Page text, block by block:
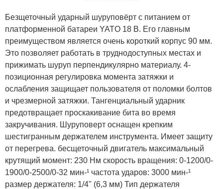
Безщеточный ударный шуруповёрт с питанием от
платформенной батареи YATO 18 В. Его главным
преимуществом является очень короткий корпус 90 мм.
Это позволяет работать в труднодоступных местах и ​​
прижимать шуруп перпендикулярно материалу. 4-
позиционная регулировка момента затяжки и
ослабления защищает пользователя от поломки болтов
и чрезмерной затяжки. Тангенциальный ударник
предотвращает проскакивание бита во время
закручивания. Шуруповерт оснащен крепким
шестигранным держателем инструмента. Имеет защиту
от перегрева. бесщеточный двигатель максимальный
крутящий момент: 230 Нм скорость вращения: 0-1200/0-
1900/0-2500/0-32 мин-¹ частота ударов: 3000 мин-¹
размер держателя: 1/4" (6,3 мм) Тип держателя